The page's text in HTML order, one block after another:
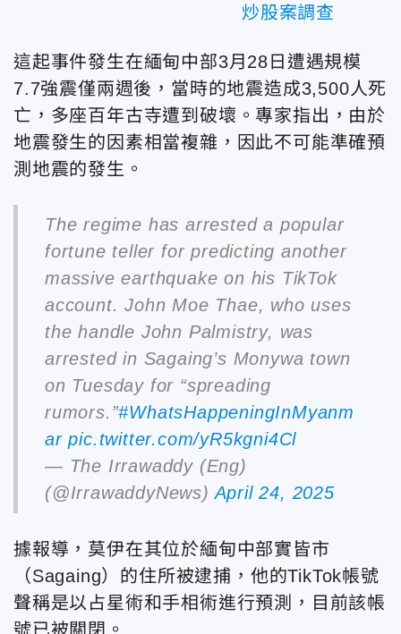
炒股案調查
這起事件發生在緬甸中部3月28日遭遇規模
7.7強震僅兩週後，當時的地震造成3,500人死
亡，多座百年古寺遭到破壞。專家指出，由於
地震發生的因素相當複雜，因此不可能準確預
測地震的發生。
The regime has arrested a popular
fortune teller for predicting another
massive earthquake on his TikTok
account. John Moe Thae, who uses
the handle John Palmistry, was
arrested in Sagaing’s Monywa town
on Tuesday for “spreading
rumors.”#WhatsHappeningInMyanm
ar pic.twitter.com/yR5kgni4Cl
— The Irrawaddy (Eng)
(@IrrawaddyNews)April 24, 2025
據報導，莫伊在其位於緬甸中部實皆市
（Sagaing）的住所被逮捕，他的TikTok帳號
聲稱是以占星術和手相術進行預測，目前該帳
號已被關閉。